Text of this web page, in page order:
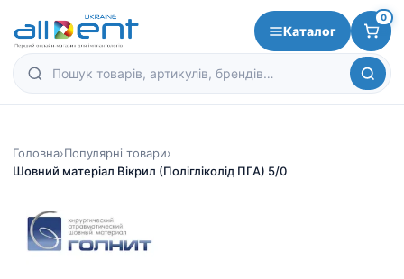
Каталог
0
Головна›Популярні товари›
Шовний матеріал Вікрил (Полігліколід ПГА) 5/0